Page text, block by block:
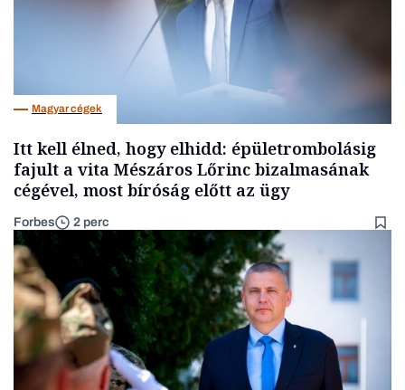
Magyar cégek
Itt kell élned, hogy elhidd: épületrombolásig
fajult a vita Mészáros Lőrinc bizalmasának
cégével, most bíróság előtt az ügy
Forbes 2 perc